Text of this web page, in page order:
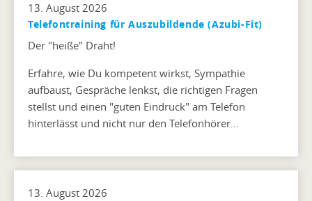
13. August 2026
Telefontraining für Auszubildende (Azubi-Fit)
Der "heiße" Draht!
Erfahre, wie Du kompetent wirkst, Sympathie
aufbaust, Gespräche lenkst, die richtigen Fragen
stellst und einen "guten Eindruck" am Telefon
hinterlässt und nicht nur den Telefonhörer…
13. August 2026